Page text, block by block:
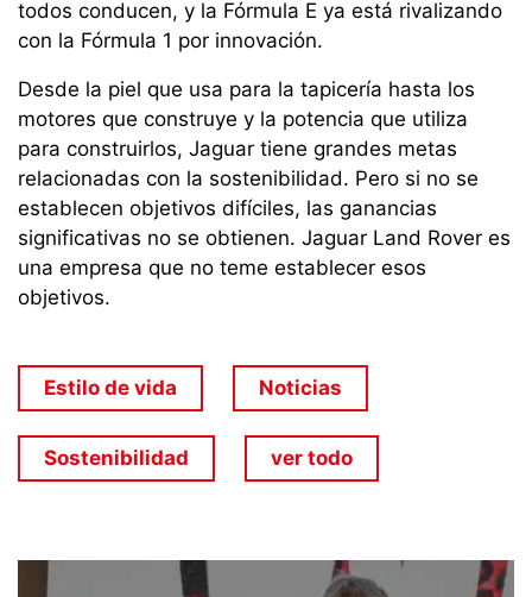
todos conducen, y la Fórmula E ya está rivalizando
con la Fórmula 1 por innovación.
Desde la piel que usa para la tapicería hasta los
motores que construye y la potencia que utiliza
para construirlos, Jaguar tiene grandes metas
relacionadas con la sostenibilidad. Pero si no se
establecen objetivos difíciles, las ganancias
significativas no se obtienen. Jaguar Land Rover es
una empresa que no teme establecer esos
objetivos.
Estilo de vida Noticias
Sostenibilidad ver todo